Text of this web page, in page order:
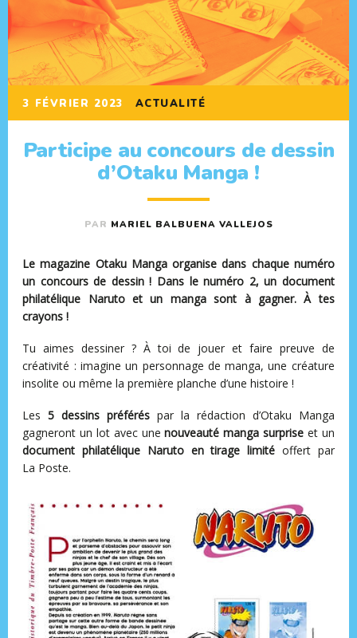
3 FÉVRIER 2023 ACTUALITÉ
Participe au concours de dessin
d’Otaku Manga !
PAR MARIEL BALBUENA VALLEJOS
Le magazine Otaku Manga organise dans chaque numéro
un concours de dessin ! Dans le numéro 2, un document
philatélique Naruto et un manga sont à gagner. À tes
crayons !
Tu aimes dessiner ? À toi de jouer et faire preuve de
créativité : imagine un personnage de manga, une créature
insolite ou même la première planche d’une histoire !
Les 5 dessins préférés par la rédaction d’Otaku Manga
gagneront un lot avec unenouveauté manga surprise et un
document philatélique Naruto en tirage limité offert par
La Poste.